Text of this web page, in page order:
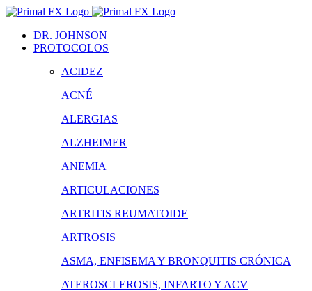
Saltar
contenidoDR. JOHNSON
PROTOCOLOS
ACIDEZ
ACNÉ
ALERGIAS
ALZHEIMER
ANEMIA
ARTICULACIONES
ARTRITIS REUMATOIDE
ARTROSIS
ASMA, ENFISEMA Y BRONQUITIS CRÓNICA
ATEROSCLEROSIS, INFARTO Y ACV